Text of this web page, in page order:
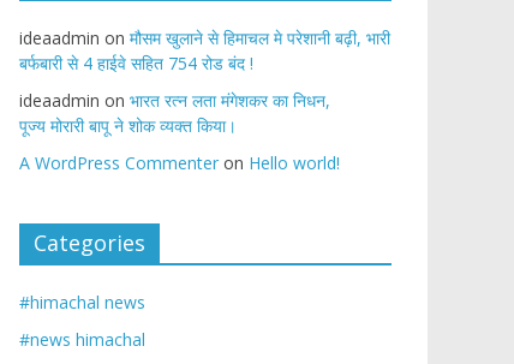
ideaadmin on मौसम खुलाने से हिमाचल मे परेशानी बढ़ी, भारी
बर्फबारी से 4 हाईवे सहित 754 रोड बंद !
ideaadmin on भारत रत्न लता मंगेशकर का निधन,
पूज्य मोरारी बापू ने शोक व्यक्त किया।
A WordPress Commenter on Hello world!
Categories
#himachal news
#news himachal